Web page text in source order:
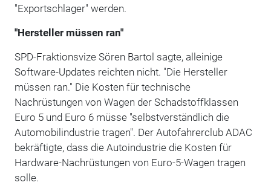
"Exportschlager" werden.
"Hersteller müssen ran"
SPD-Fraktionsvize Sören Bartol sagte, alleinige
Software-Updates reichten nicht. "Die Hersteller
müssen ran." Die Kosten für technische
Nachrüstungen von Wagen der Schadstoffklassen
Euro 5 und Euro 6 müsse "selbstverständlich die
Automobilindustrie tragen". Der Autofahrerclub ADAC
bekräftigte, dass die Autoindustrie die Kosten für
Hardware-Nachrüstungen von Euro-5-Wagen tragen
solle.